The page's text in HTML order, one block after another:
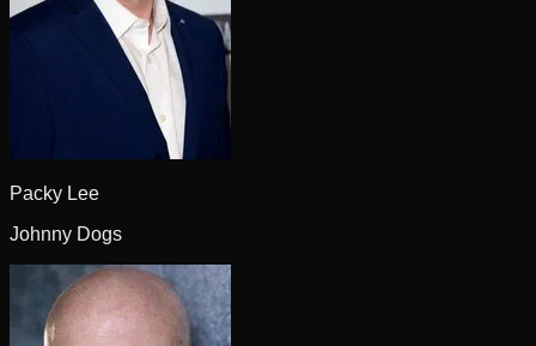
Packy Lee
Johnny Dogs